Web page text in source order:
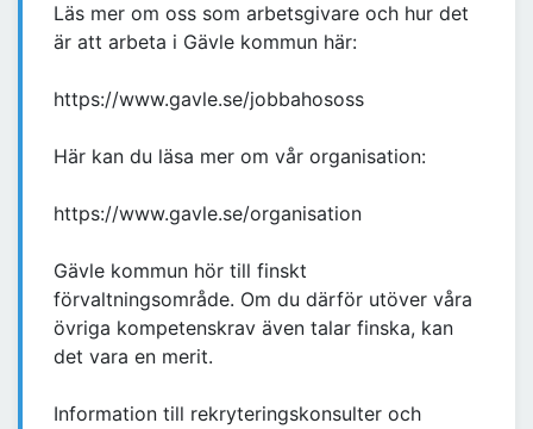
Läs mer om oss som arbetsgivare och hur det
är att arbeta i Gävle kommun här:
https://www.gavle.se/jobbahososs
Här kan du läsa mer om vår organisation:
https://www.gavle.se/organisation
Gävle kommun hör till finskt
förvaltningsområde. Om du därför utöver våra
övriga kompetenskrav även talar finska, kan
det vara en merit.
Information till rekryteringskonsulter och